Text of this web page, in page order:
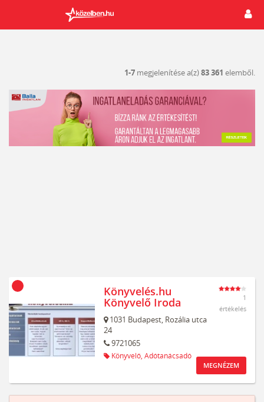
1-7 megjelenítése a(z)83 361 elemből.
Könyvelés.hu
Könyvelő Iroda
1031 Budapest, Rozália utca
24
9721065
Könyvelő, Adótanácsadó
1
értékelés
MEGNÉZEM